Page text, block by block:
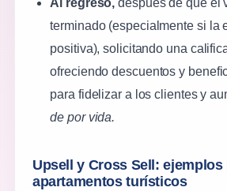
Al regreso, después de que el
terminado (especialmente si la
positiva), solicitando una
ofreciendo descuentos y
para fidelizar a los clientes y
de por vida.
Upsell y Cross Sell: ejemplos
apartamentos turísticos